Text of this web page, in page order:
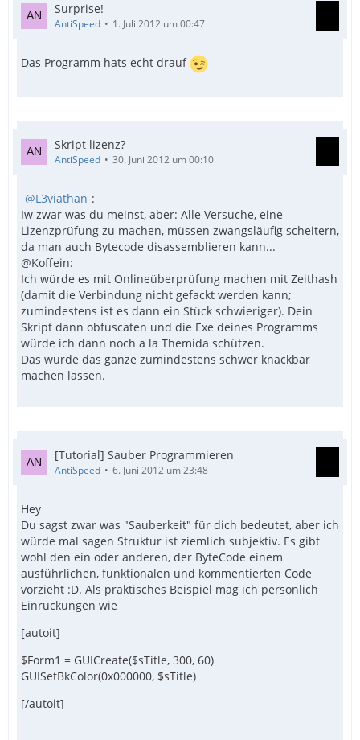
Surprise!
AntiSpeed 1. Juli 2012 um 00:47
Das Programm hats echt drauf
Skript lizenz?
AntiSpeed 30. Juni 2012 um 00:10
L3viathan :
Iw zwar was du meinst, aber: Alle Versuche, eine
Lizenzprüfung zu machen, müssen zwangsläufig scheitern,
da man auch Bytecode disassemblieren kann...
@Koffein:
Ich würde es mit Onlineüberprüfung machen mit Zeithash
(damit die Verbindung nicht gefackt werden kann;
zumindestens ist es dann ein Stück schwieriger). Dein
Skript dann obfuscaten und die Exe deines Programms
würde ich dann noch a la Themida schützen.
Das würde das ganze zumindestens schwer knackbar
machen lassen.
[Tutorial] Sauber Programmieren
AntiSpeed 6. Juni 2012 um 23:48
Hey
Du sagst zwar was "Sauberkeit" für dich bedeutet, aber ich
würde mal sagen Struktur ist ziemlich subjektiv. Es gibt
wohl den ein oder anderen, der ByteCode einem
ausführlichen, funktionalen und kommentierten Code
vorzieht :D. Als praktisches Beispiel mag ich persönlich
Einrückungen wie
[autoit]
$Form1 = GUICreate($sTitle, 300, 60)
GUISetBkColor(0x000000, $sTitle)
[/autoit]